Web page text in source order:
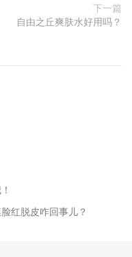
下一篇
自由之丘爽肤水好用吗？
红脱皮咋回事儿？